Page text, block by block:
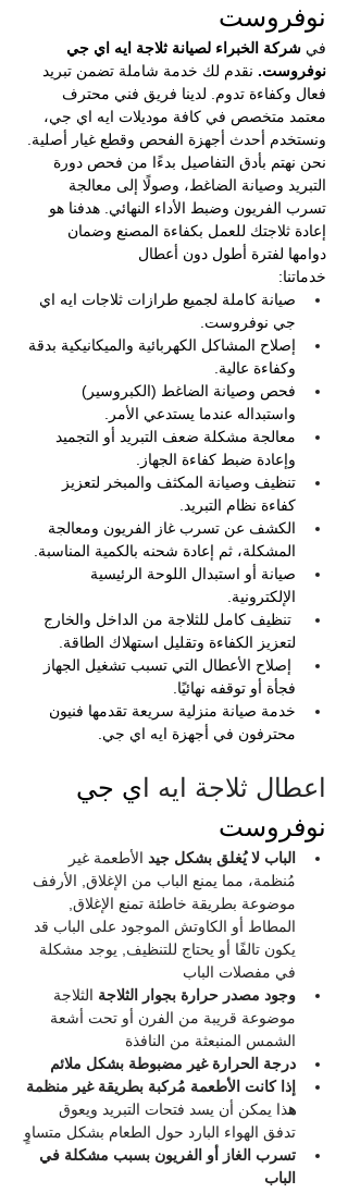
نوفروست
في شركة الخبراء لصيانة ثلاجة ايه اي جي
نوفروست. نقدم لك خدمة شاملة تضمن تبريد
فعال وكفاءة تدوم. لدينا فريق فني محترف
معتمد متخصص في كافة موديلات ايه اي جي،
ونستخدم أحدث أجهزة الفحص وقطع غيار أصلية.
نحن نهتم بأدق التفاصيل بدءًا من فحص دورة
التبريد وصيانة الضاغط، وصولًا إلى معالجة
تسرب الفريون وضبط الأداء النهائي. هدفنا هو
إعادة ثلاجتك للعمل بكفاءة المصنع وضمان
دوامها لفترة أطول دون أعطال
خدماتنا:
صيانة كاملة لجميع طرازات ثلاجات ايه اي
جي نوفروست.
إصلاح المشاكل الكهربائية والميكانيكية بدقة
وكفاءة عالية.
فحص وصيانة الضاغط (الكبروسير)
واستبداله عندما يستدعي الأمر.
معالجة مشكلة ضعف التبريد أو التجميد
وإعادة ضبط كفاءة الجهاز.
تنظيف وصيانة المكثف والمبخر لتعزيز
كفاءة نظام التبريد.
الكشف عن تسرب غاز الفريون ومعالجة
المشكلة، ثم إعادة شحنه بالكمية المناسبة.
صيانة أو استبدال اللوحة الرئيسية
الإلكترونية.
تنظيف كامل للثلاجة من الداخل والخارج
لتعزيز الكفاءة وتقليل استهلاك الطاقة.
إصلاح الأعطال التي تسبب تشغيل الجهاز
فجأة أو توقفه نهائيًا.
خدمة صيانة منزلية سريعة تقدمها فنيون
محترفون في أجهزة ايه اي جي.
اعطال ثلاجة ايه اي جي
نوفروست
الباب لا يُغلق بشكل جيد الأطعمة غير
مُنظمة، مما يمنع الباب من الإغلاق, الأرفف
موضوعة بطريقة خاطئة تمنع الإغلاق,
المطاط أو الكاوتش الموجود على الباب قد
يكون تالفًا أو يحتاج للتنظيف, يوجد مشكلة
في مفصلات الباب
وجود مصدر حرارة بجوار الثلاجة الثلاجة
موضوعة قريبة من الفرن أو تحت أشعة
الشمس المنبعثة من النافذة
درجة الحرارة غير مضبوطة بشكل ملائم
إذا كانت الأطعمة مُركبة بطريقة غير منظمة
هذا يمكن أن يسد فتحات التبريد ويعوق
تدفق الهواء البارد حول الطعام بشكل متساوٍ
تسرب الغاز أو الفريون بسبب مشكلة في
الباب